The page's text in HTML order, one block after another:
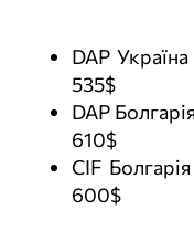
DAP
535$
DAP
610$
CIF
600$